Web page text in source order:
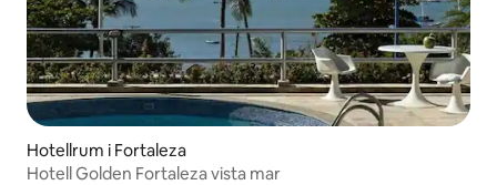
Hotellrum i Fortaleza
Hotell Golden Fortaleza vista mar